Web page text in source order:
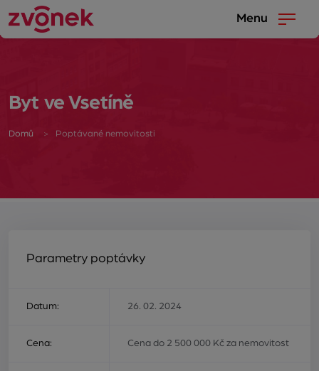
Menu
Byt ve Vsetíně
Domů Poptávané nemovitosti
Parametry poptávky
Datum: 26. 02. 2024
Cena: Cena do 2 500 000 Kč za nemovitost